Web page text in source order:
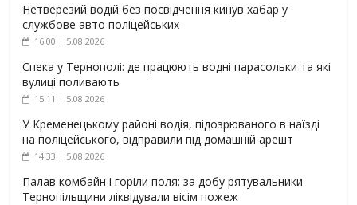
Нетверезий водій без посвідчення кинув хабар у
службове авто поліцейських
16:00 | 5.08.2026
Спека у Тернополі: де працюють водні парасольки та які
вулиці поливають
15:11 | 5.08.2026
У Кременецькому районі водія, підозрюваного в наїзді
на поліцейського, відправили під домашній арешт
14:33 | 5.08.2026
Палав комбайн і горіли поля: за добу рятувальники
Тернопільщини ліквідували вісім пожеж